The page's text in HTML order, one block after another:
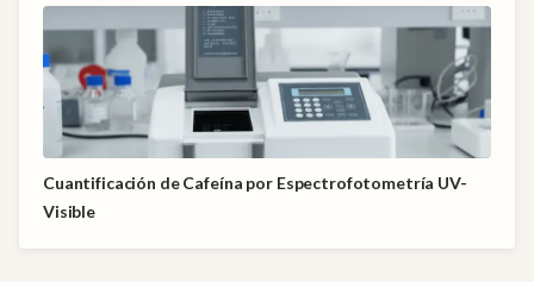
Cuantificación de Cafeína por Espectrofotometría UV-
Visible